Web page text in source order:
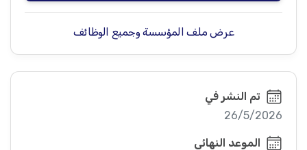
عرض ملف المؤسسة وجميع الوظائف
تم النشر في
26/5/2026
الموعد النهائي